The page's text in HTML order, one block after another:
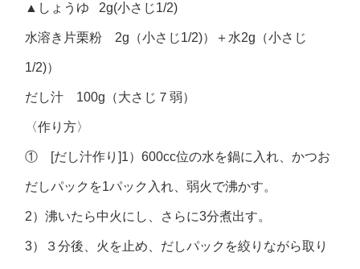
▲しょうゆ 2g(小さじ1/2)
水溶き片栗粉 2g（小さじ1/2)）＋水2g（小さじ
1/2)）
だし汁 100g（大さじ７弱）
〈作り方〉
① [だし汁作り]1）600cc位の水を鍋に入れ、かつお
だしパックを1パック入れ、弱火で沸かす。
2）沸いたら中火にし、さらに3分煮出す。
3）３分後、火を止め、だしパックを絞りながら取り